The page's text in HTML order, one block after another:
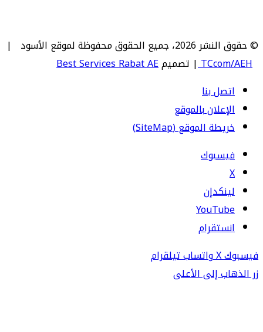
© حقوق النشر 2026، جميع الحقوق محفوظة لموقع الأسود |
TCcom/AEH | تصميمBest Services Rabat AE
اتصل بنا
الإعلان بالموقع
خريطة الموقع (SiteMap)
فيسبوك
‫X
لينكدإن
‫YouTube
انستقرام
فيسبوك‫Xواتسابتيلقرام
زر الذهاب إلى الأعلى